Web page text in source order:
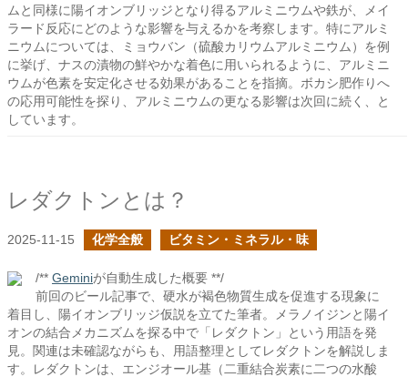
ムと同様に陽イオンブリッジとなり得るアルミニウムや鉄が、メイ
ラード反応にどのような影響を与えるかを考察します。特にアルミ
ニウムについては、ミョウバン（硫酸カリウムアルミニウム）を例
に挙げ、ナスの漬物の鮮やかな着色に用いられるように、アルミニ
ウムが色素を安定化させる効果があることを指摘。ボカシ肥作りへ
の応用可能性を探り、アルミニウムの更なる影響は次回に続く、と
しています。
レダクトンとは？
2025-11-15 化学全般 ビタミン・ミネラル・味
/** Geminiが自動生成した概要 **/
前回のビール記事で、硬水が褐色物質生成を促進する現象に
着目し、陽イオンブリッジ仮説を立てた筆者。メラノイジンと陽イ
オンの結合メカニズムを探る中で「レダクトン」という用語を発
見。関連は未確認ながらも、用語整理としてレダクトンを解説しま
す。レダクトンは、エンジオール基（二重結合炭素に二つの水酸